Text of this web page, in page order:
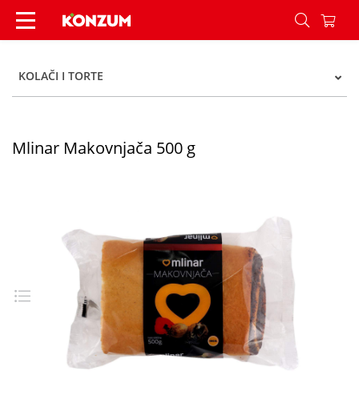
Mlinar Makovnjača 500 g - Konzum
KOLAČI I TORTE
Mlinar Makovnjača 500 g